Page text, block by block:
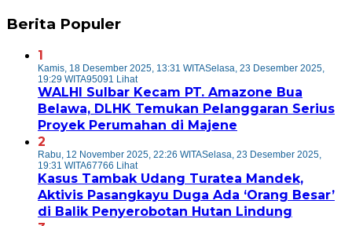
Berita Populer
1
Kamis, 18 Desember 2025, 13:31 WITASelasa, 23 Desember 2025,
19:29 WITA95091 Lihat
WALHI Sulbar Kecam PT. Amazone Bua
Belawa, DLHK Temukan Pelanggaran Serius
Proyek Perumahan di Majene
2
Rabu, 12 November 2025, 22:26 WITASelasa, 23 Desember 2025,
19:31 WITA67766 Lihat
Kasus Tambak Udang Turatea Mandek,
Aktivis Pasangkayu Duga Ada ‘Orang Besar’
di Balik Penyerobotan Hutan Lindung